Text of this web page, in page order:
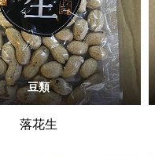
豆類
落花生